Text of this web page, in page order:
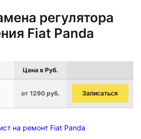
регулятора
Fiat Panda
Цена в Руб.
от 1290 руб. Записаться
на ремонт Fiat Panda